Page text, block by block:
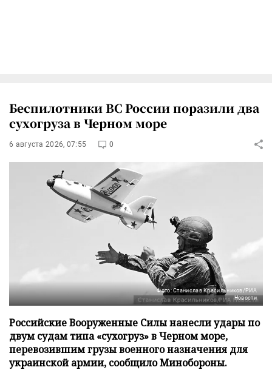
Беспилотники ВС России поразили два
сухогруза в Черном море
6 августа 2026, 07:55 0
Фото: Станислав Красильников/РИА
Новости
Российские Вооруженные Силы нанесли удары по
двум судам типа «сухогруз» в Черном море,
перевозившим грузы военного назначения для
украинской армии, сообщило Минобороны.